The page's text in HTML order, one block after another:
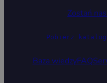
Zostań
Pobierz
Baza wiedzyFAQ